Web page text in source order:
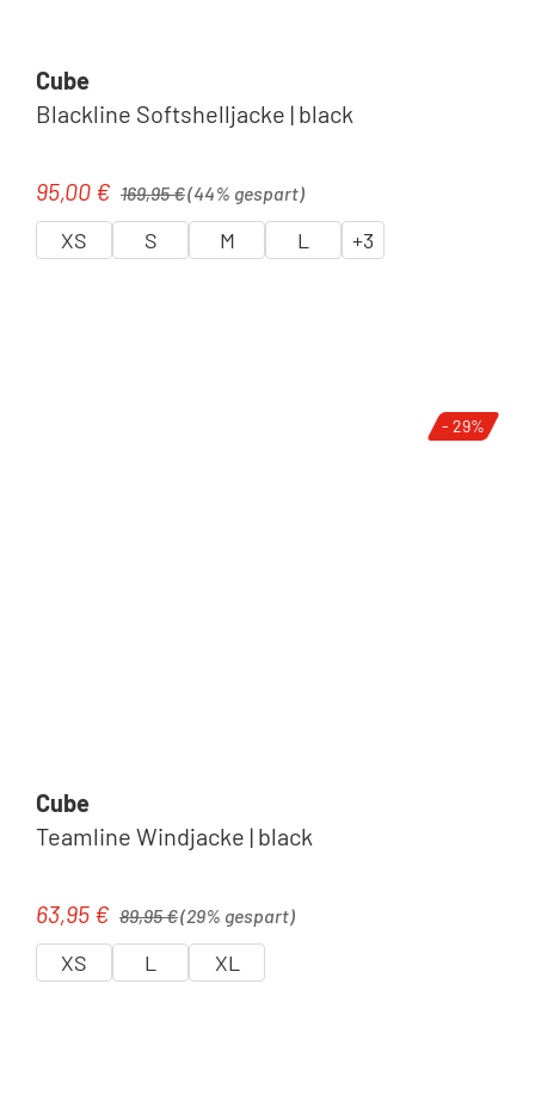
Cube
Blackline Softshelljacke | black
Verkaufspreis:
95,00 € 169,95 €(44% gespart)
XS S M L +3
- 29%
Cube
Teamline Windjacke | black
Verkaufspreis:
63,95 € Regulärer Preis:
89,95 €(29% gespart)
XS L XL